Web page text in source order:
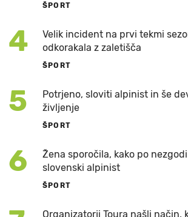
ŠPORT
4
Velik incident na prvi tekmi
odkorakala z zaletišča
ŠPORT
5
Potrjeno, sloviti alpinist in še
življenje
ŠPORT
6
Žena sporočila, kako po
slovenski alpinist
ŠPORT
Organizatorji Toura našli način,